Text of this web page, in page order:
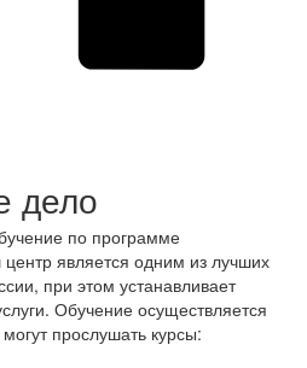
дело
по программе
является одним из лучших
при этом устанавливает
Обучение осуществляется
прослушать курсы: